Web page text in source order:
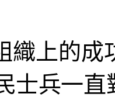
織上的成
士兵一